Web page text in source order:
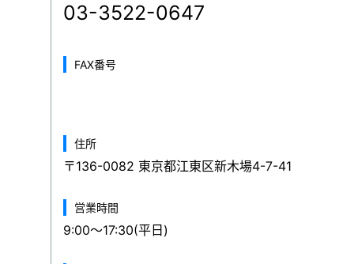
03-3522-0647
FAX番号
住所
〒136-0082 東京都江東区新木場4-7-41
営業時間
9:00～17:30(平日)